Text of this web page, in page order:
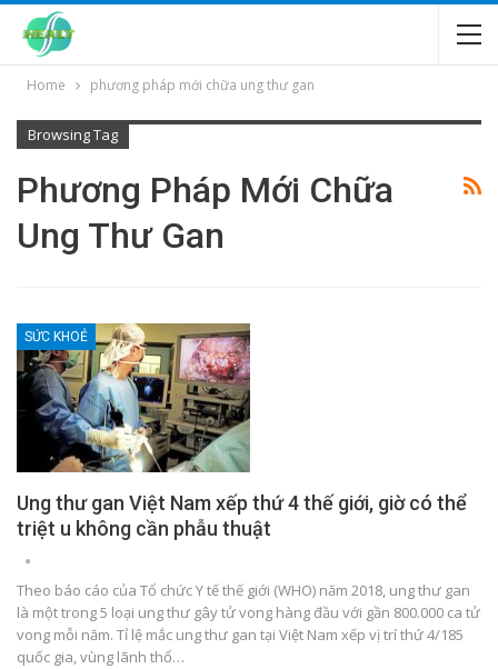
Home phương pháp mới chữa ung thư gan
Browsing Tag
Phương Pháp Mới Chữa
Ung Thư Gan
SỨC KHOẺ
Ung thư gan Việt Nam xếp thứ 4 thế giới, giờ có thể
triệt u không cần phẫu thuật
Theo báo cáo của Tổ chức Y tế thế giới (WHO) năm 2018, ung thư gan
là một trong 5 loại ung thư gây tử vong hàng đầu với gần 800.000 ca tử
vong mỗi năm. Tỉ lệ mắc ung thư gan tại Việt Nam xếp vị trí thứ 4/185
quốc gia, vùng lãnh thổ…